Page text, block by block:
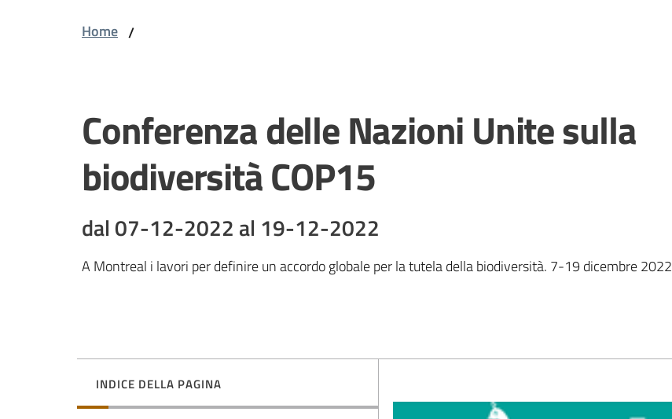
Home /
Salta al contenuto
Conferenza delle Nazioni Unite sulla
biodiversità COP15
dal 07-12-2022 al 19-12-2022
A Montreal i lavori per definire un accordo globale per la tutela della biodiversità. 7-19 dicembre 2022
INDICE DELLA PAGINA